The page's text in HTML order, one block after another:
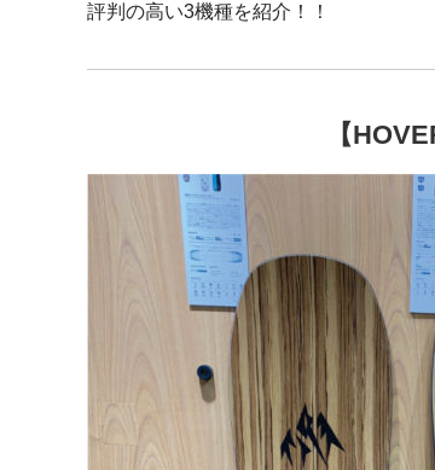
評判の高い3機種を紹介！！
【